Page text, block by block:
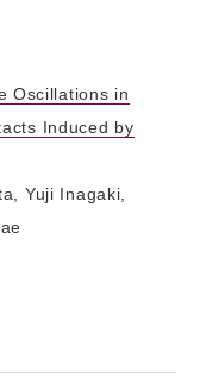
Oscillations in
Induced by
Yuji Inagaki,